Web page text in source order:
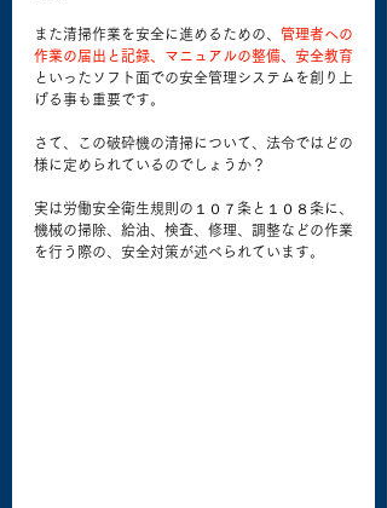
また清掃作業を安全に進めるための、 管理者への
作業の届出と記録、マニュアルの整備、安全教育
といったソフト面での安全管理システムを創り上
げる事も重要です。
さて、この破砕機の清掃について、法令ではどの
様に定められているのでしょうか？
実は労働安全衛生規則の１０７条と１０８条に、
機械の掃除、給油、検査、修理、調整などの作業
を行う際の、安全対策が述べられています。